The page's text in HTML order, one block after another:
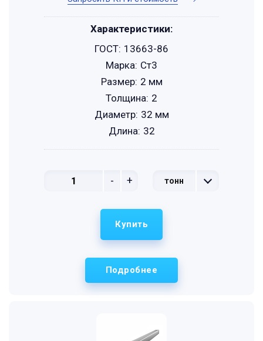
- + тонн
Характеристики:
ГОСТ: 13663-86
Марка: Ст3
Размер: 2 мм
Толщина: 2
Диаметр: 32 мм
Длина: 32
Подробнее
Купить